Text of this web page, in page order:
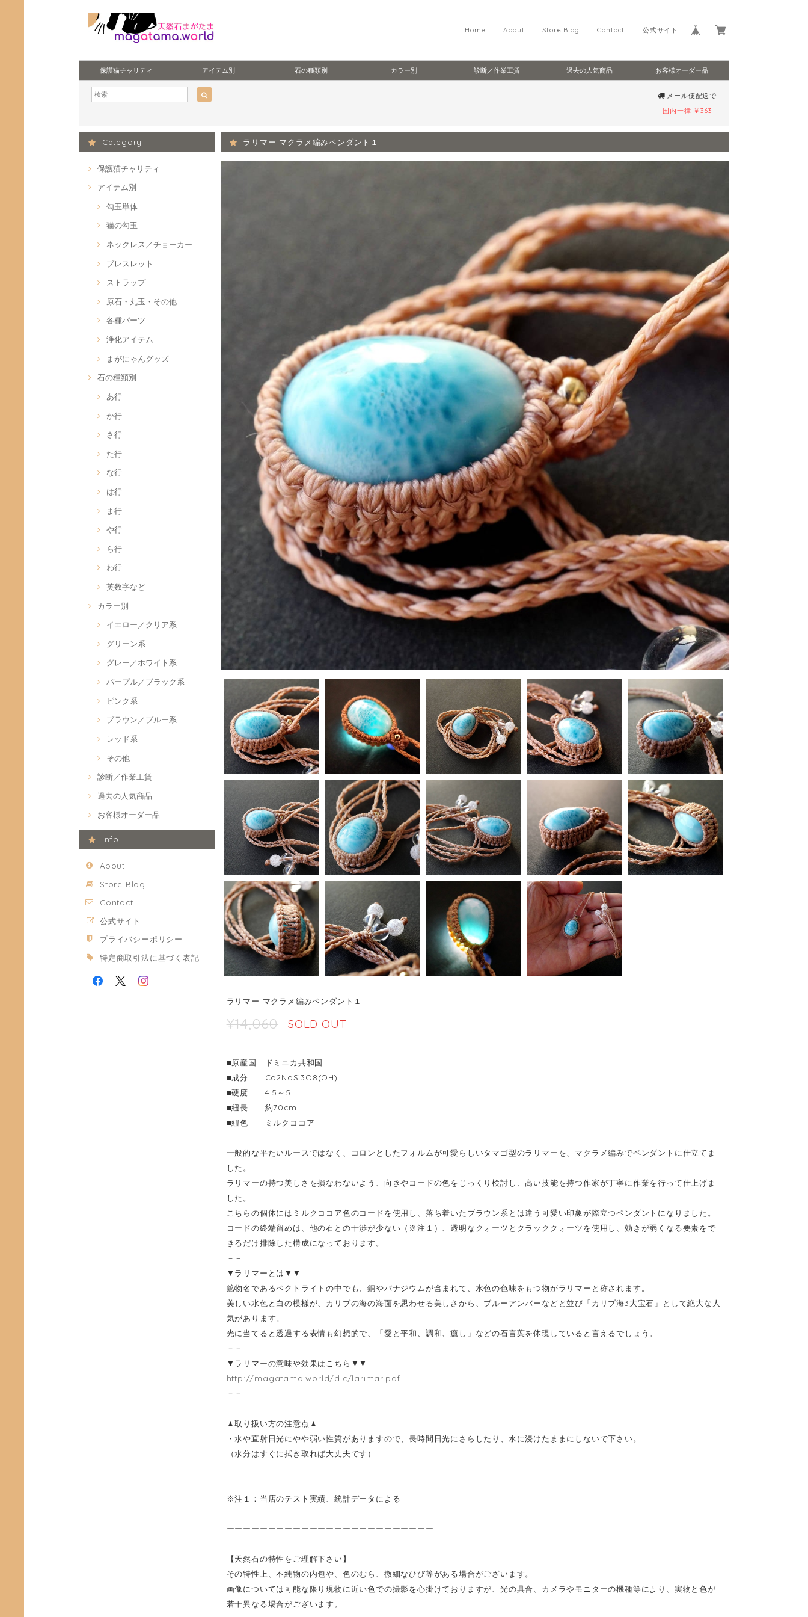
公式サイト
Contact
Store Blog
About
Home
保護猫チャリティ アイテム別 石の種類別 カラー別 診断／作業工賃 過去の人気商品 お客様オーダー品
メール便配送で
国内一律 ￥363
Category
保護猫チャリティ
アイテム別
勾玉単体
猫の勾玉
ネックレス／チョーカー
ブレスレット
ストラップ
原石・丸玉・その他
各種パーツ
浄化アイテム
まがにゃんグッズ
石の種類別
あ行
か行
さ行
た行
な行
は行
ま行
や行
ら行
わ行
英数字など
カラー別
イエロー／クリア系
グリーン系
グレー／ホワイト系
パープル／ブラック系
ピンク系
ブラウン／ブルー系
レッド系
その他
診断／作業工賃
過去の人気商品
お客様オーダー品
Info
About
Store Blog
Contact
公式サイト
プライバシーポリシー
特定商取引法に基づく表記
ラリマー マクラメ編みペンダント１
ラリマー マクラメ編みペンダント１
¥14,060 SOLD OUT
■原産国 ドミニカ共和国
■成分 Ca2NaSi3O8(OH)
■硬度 4.5～5
■紐長 約70cm
■紐色 ミルクココア
一般的な平たいルースではなく、コロンとしたフォルムが可愛らしいタマゴ型のラリマーを、マクラメ編みでペンダントに仕立てま
した。
ラリマーの持つ美しさを損なわないよう、向きやコードの色をじっくり検討し、高い技能を持つ作家が丁寧に作業を行って仕上げま
した。
こちらの個体にはミルクココア色のコードを使用し、落ち着いたブラウン系とは違う可愛い印象が際立つペンダントになりました。
コードの終端留めは、他の石との干渉が少ない（※注１）、透明なクォーツとクラッククォーツを使用し、効きが弱くなる要素をで
きるだけ排除した構成になっております。
－－
▼ラリマーとは▼▼
鉱物名であるペクトライトの中でも、銅やバナジウムが含まれて、水色の色味をもつ物がラリマーと称されます。
美しい水色と白の模様が、カリブの海の海面を思わせる美しさから、ブルーアンバーなどと並び「カリブ海3大宝石」として絶大な人
気があります。
光に当てると透過する表情も幻想的で、「愛と平和、調和、癒し」などの石言葉を体現していると言えるでしょう。
－－
▼ラリマーの意味や効果はこちら▼▼
http://magatama.world/dic/larimar.pdf
－－
▲取り扱い方の注意点▲
・水や直射日光にやや弱い性質がありますので、長時間日光にさらしたり、水に浸けたままにしないで下さい。
（水分はすぐに拭き取れば大丈夫です）
※注１：当店のテスト実績、統計データによる
ーーーーーーーーーーーーーーーーーーーーーーーーー
【天然石の特性をご理解下さい】
その特性上、不純物の内包や、色のむら、微細なひび等がある場合がございます。
画像については可能な限り現物に近い色での撮影を心掛けておりますが、光の具合、カメラやモニターの機種等により、実物と色が
若干異なる場合がございます。